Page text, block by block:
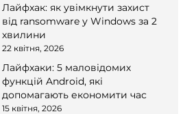
Лайфхак: як увімкнути захист
від ransomware у Windows за 2
хвилини
22 квітня, 2026
Лайфхаки: 5 маловідомих
функцій Android, які
допомагають економити час
15 квітня, 2026